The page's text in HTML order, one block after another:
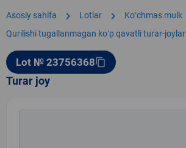
Asosiy sahifa chevron_right Lotlar chevron_right Koʻchmas mulk
Qurilishi tugallanmagan koʻp qavatli turar-joylar
Lot № 23756368content_copy
Turar joy